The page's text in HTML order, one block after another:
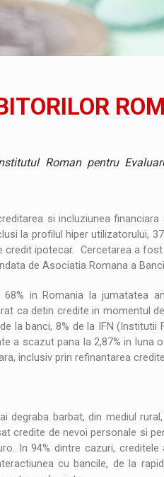
a Pall-Ex, liderul pietei
AL FAMILIEI: RANGE ROVER GT
Roman pentru
si incluziunea
la profilul hiper utilizatorului,
ipotecar. Cercetarea a
de Asociatia Romana a
in Romania la jumatatea
ca detin credite in momentul
la banci, 8% de la IFN (Institutii
a scazut pana la 2,87% in luna
inclusiv prin refinantarea
barbat, din mediul
credite de nevoi personale si
In 94% dintre cazuri,
cu bancile, de la